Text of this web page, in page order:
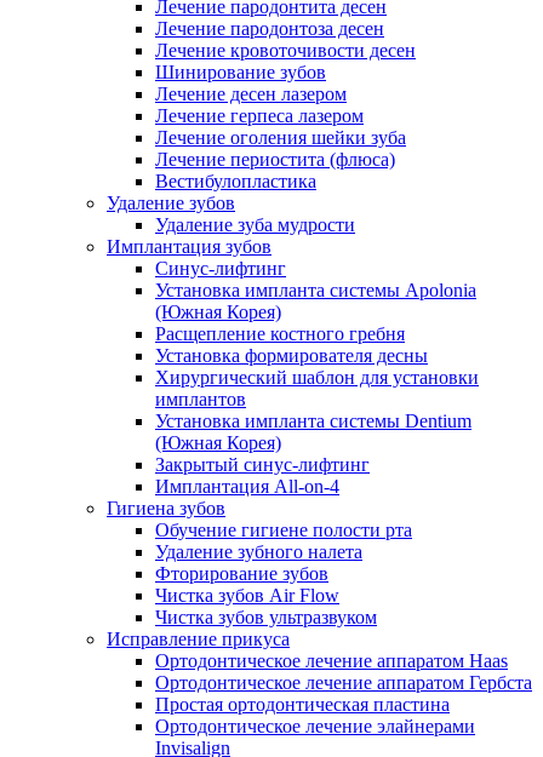
Лечение пародонтита десен
Лечение пародонтоза десен
Лечение кровоточивости десен
Шинирование зубов
Лечение десен лазером
Лечение герпеса лазером
Лечение оголения шейки зуба
Лечение периостита (флюса)
Вестибулопластика
Удаление зубов
Удаление зуба мудрости
Имплантация зубов
Синус-лифтинг
Установка импланта системы Apolonia
(Южная Корея)
Расщепление костного гребня
Установка формирователя десны
Хирургический шаблон для установки
имплантов
Установка импланта системы Dentium
(Южная Корея)
Закрытый синус-лифтинг
Имплантация All-on-4
Гигиена зубов
Обучение гигиене полости рта
Удаление зубного налета
Фторирование зубов
Чистка зубов Air Flow
Чистка зубов ультразвуком
Исправление прикуса
Ортодонтическое лечение аппаратом Haas
Ортодонтическое лечение аппаратом Гербста
Простая ортодонтическая пластина
Ортодонтическое лечение элайнерами
Invisalign